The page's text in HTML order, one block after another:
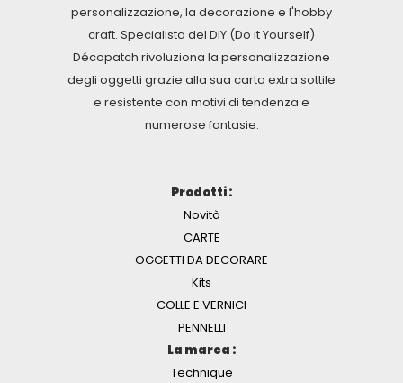
personalizzazione, la decorazione e l'hobby
craft. Specialista del DIY (Do it Yourself)
Décopatch rivoluziona la personalizzazione
degli oggetti grazie alla sua carta extra sottile
e resistente con motivi di tendenza e
numerose fantasie.
Prodotti :
Novità
CARTE
OGGETTI DA DECORARE
Kits
COLLE E VERNICI
PENNELLI
La marca :
Technique